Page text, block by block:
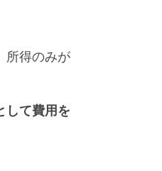
所得のみが
して費用を